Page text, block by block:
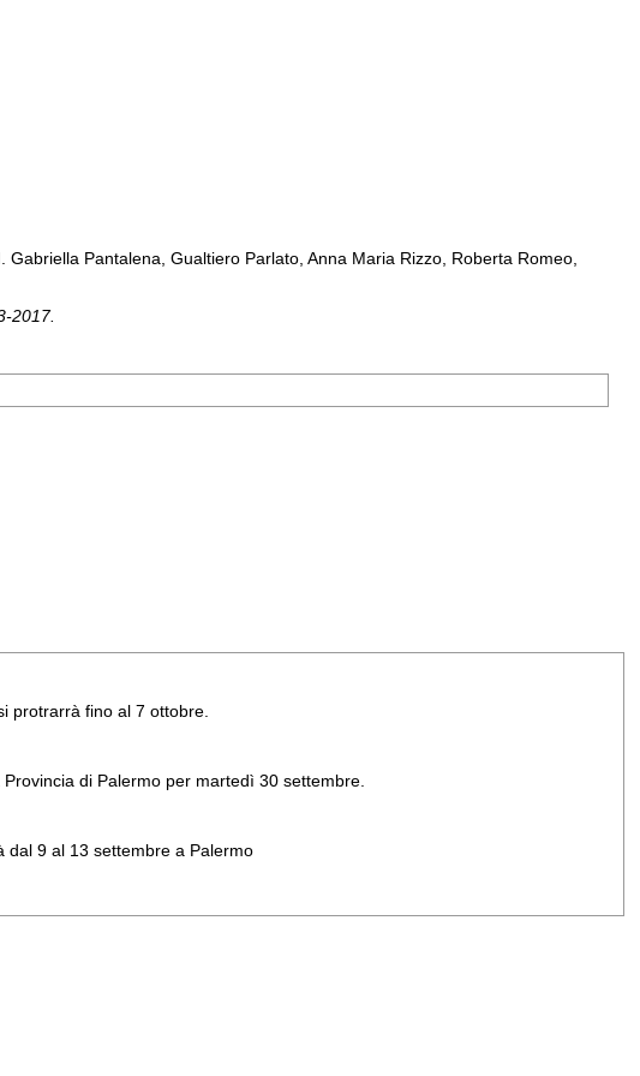
Pantalena, Gualtiero Parlato, Anna Maria Rizzo, Roberta Romeo,
2017.
protrarrà fino al 7 ottobre.
di Palermo per martedì 30 settembre.
dal 9 al 13 settembre a Palermo